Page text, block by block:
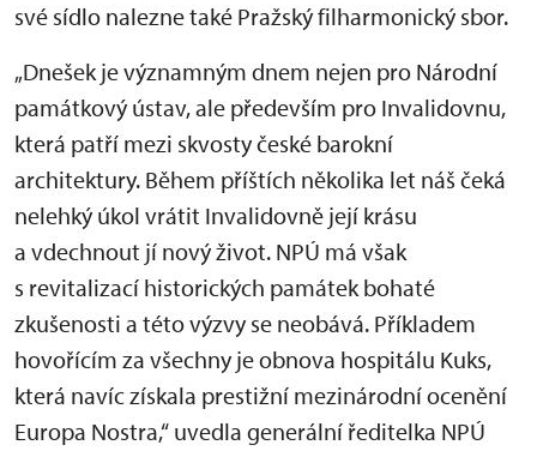
své sídlo nalezne také Pražský filharmonický sbor.
„Dnešek je významným dnem nejen pro Národní
památkový ústav, ale především pro Invalidovnu,
která patří mezi skvosty české barokní
architektury. Během příštích několika let náš čeká
nelehký úkol vrátit Invalidovně její krásu
a vdechnout jí nový život. NPÚ má však
s revitalizací historických památek bohaté
zkušenosti a této výzvy se neobává. Příkladem
hovořícím za všechny je obnova hospitálu Kuks,
která navíc získala prestižní mezinárodní ocenění
Europa Nostra,“ uvedla generální ředitelka NPÚ